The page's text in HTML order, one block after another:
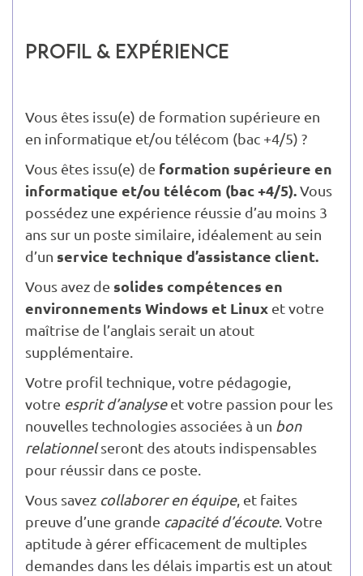
Profil & Expérience
Vous êtes issu(e) de formation supérieure en
en informatique et/ou télécom (bac +4/5) ?
Vous êtes issu(e) de formation supérieure en
informatique et/ou télécom (bac +4/5).Vous
possédez une expérience réussie d’au moins 3
ans sur un poste similaire, idéalement au sein
d’un service technique d’assistance client.
Vous avez de solides compétences en
environnements Windows et Linux et votre
maîtrise de l’anglais serait un atout
supplémentaire.
Votre profil technique, votre pédagogie,
votre esprit d’analyseet votre passion pour les
nouvelles technologies associées à un bon
relationnelseront des atouts indispensables
pour réussir dans ce poste.
Vous savez collaborer en équipe, et faites
preuve d’une grande capacité d’écoute. Votre
aptitude à gérer efficacement de multiples
demandes dans les délais impartis est un atout